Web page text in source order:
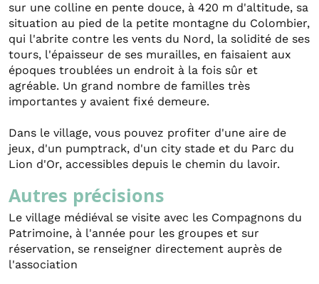
sur une colline en pente douce, à 420 m d'altitude, sa
situation au pied de la petite montagne du Colombier,
qui l'abrite contre les vents du Nord, la solidité de ses
tours, l'épaisseur de ses murailles, en faisaient aux
époques troublées un endroit à la fois sûr et
agréable. Un grand nombre de familles très
importantes y avaient fixé demeure.
Dans le village, vous pouvez profiter d'une aire de
jeux, d'un pumptrack, d'un city stade et du Parc du
Lion d'Or, accessibles depuis le chemin du lavoir.
Autres précisions
Le village médiéval se visite avec les Compagnons du
Patrimoine, à l'année pour les groupes et sur
réservation, se renseigner directement auprès de
l'association